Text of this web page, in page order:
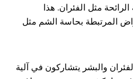
مثل الفئران. هذا
المرتبطة بحاسة الشم مثل
والبشر يتشاركون في آلية